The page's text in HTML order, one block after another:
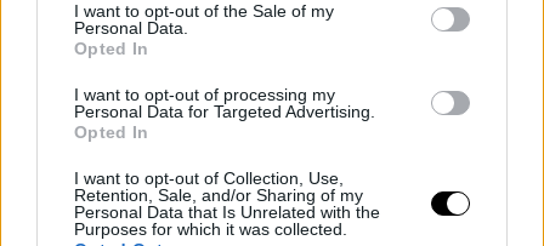
I want to opt-out of the Sale of my
Personal Data.
Opted In
I want to opt-out of processing my
Personal Data for Targeted Advertising.
Opted In
I want to opt-out of Collection, Use,
Retention, Sale, and/or Sharing of my
Personal Data that Is Unrelated with the
Purposes for which it was collected.
Hogyan hűtsük le a lakást klíma nélkül? 12 bevált módszer
kánikula idejére